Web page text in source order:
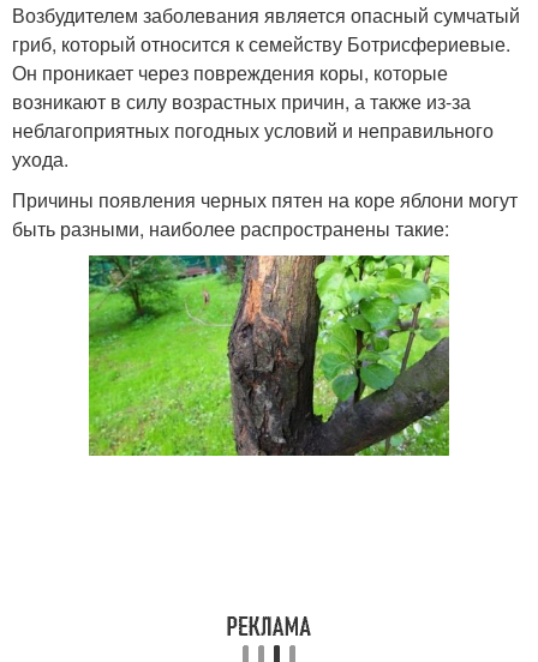
Возбудителем заболевания является опасный сумчатый
гриб, который относится к семейству Ботрисфериевые.
Он проникает через повреждения коры, которые
возникают в силу возрастных причин, а также из-за
неблагоприятных погодных условий и неправильного
ухода.
Причины появления черных пятен на коре яблони могут
быть разными, наиболее распространены такие: